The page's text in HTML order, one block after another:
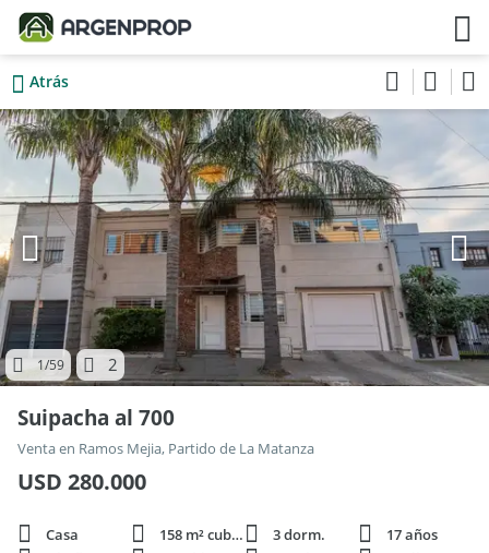
Atrás
1/59 2
Suipacha al 700
Venta en Ramos Mejia, Partido de La Matanza
USD 280.000
Casa 158 m² cubie. 3 dorm.
17 años